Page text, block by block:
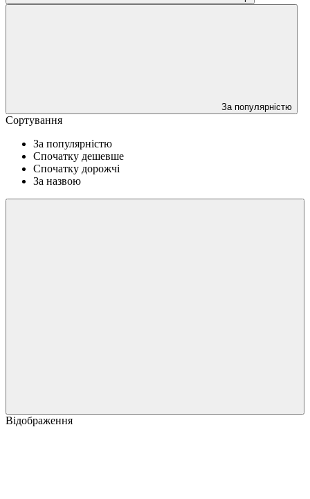
За популярністю
Сортування
За популярністю
Спочатку дешевше
Спочатку дорожчі
За назвою
Відображення